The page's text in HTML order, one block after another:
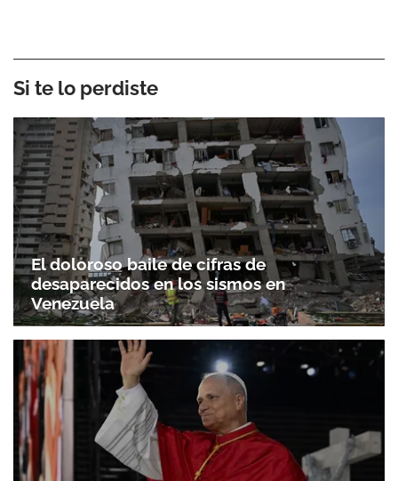
Si te lo perdiste
El doloroso baile de cifras de
desaparecidos en los sismos en
Venezuela